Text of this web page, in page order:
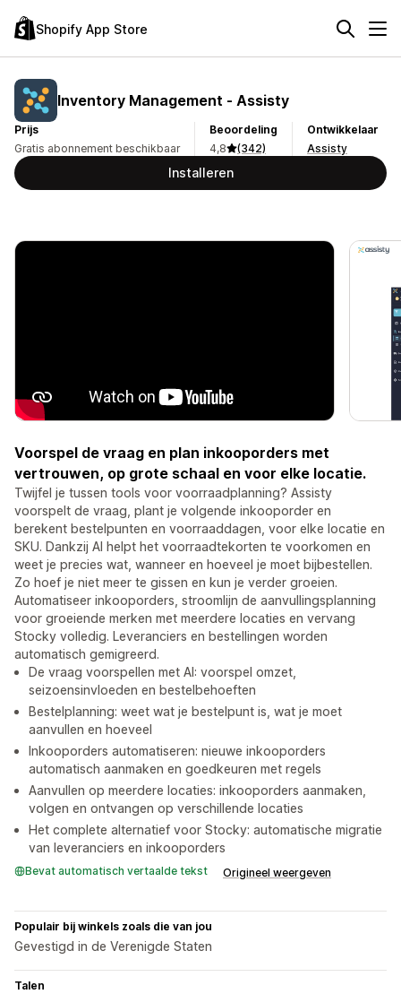
Shopify App Store
Inventory Management ‑ Assisty
Prijs
Gratis abonnement beschikbaar
Beoordeling
4,8
(342)
Ontwikkelaar
Assisty
Installeren
Voorspel de vraag en plan inkooporders met
vertrouwen, op grote schaal en voor elke locatie.
Twijfel je tussen tools voor voorraadplanning? Assisty
voorspelt de vraag, plant je volgende inkooporder en
berekent bestelpunten en voorraaddagen, voor elke locatie en
SKU. Dankzij AI helpt het voorraadtekorten te voorkomen en
weet je precies wat, wanneer en hoeveel je moet bijbestellen.
Zo hoef je niet meer te gissen en kun je verder groeien.
Automatiseer inkooporders, stroomlijn de aanvullingsplanning
voor groeiende merken met meerdere locaties en vervang
Stocky volledig. Leveranciers en bestellingen worden
automatisch gemigreerd.
De vraag voorspellen met AI: voorspel omzet,
seizoensinvloeden en bestelbehoeften
Bestelplanning: weet wat je bestelpunt is, wat je moet
aanvullen en hoeveel
Inkooporders automatiseren: nieuwe inkooporders
automatisch aanmaken en goedkeuren met regels
Aanvullen op meerdere locaties: inkooporders aanmaken,
volgen en ontvangen op verschillende locaties
Het complete alternatief voor Stocky: automatische migratie
van leveranciers en inkooporders
Bevat automatisch vertaalde tekst Origineel weergeven
Populair bij winkels zoals die van jou
Gevestigd in de Verenigde Staten
Talen